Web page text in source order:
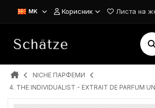
MK Корисник Листа на
NICHE ПАРФЕМИ
4. THE INDIVIDUALIST - EXTRAIT DE PARFUM